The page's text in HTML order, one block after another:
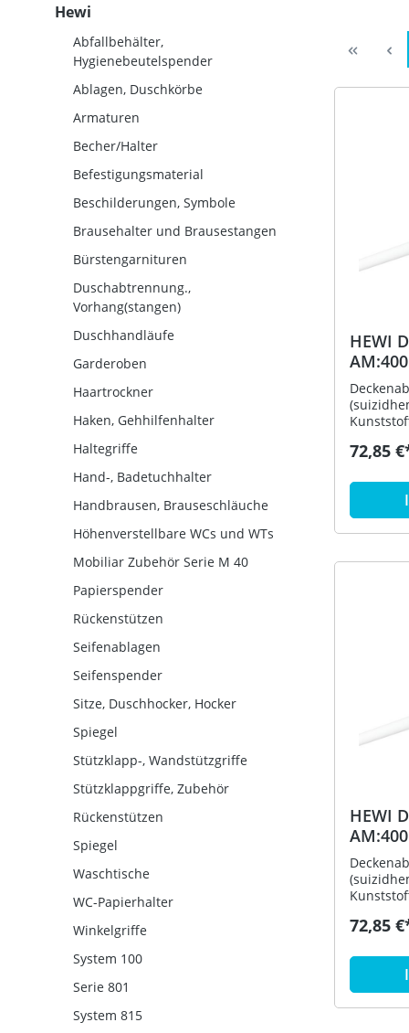
Hewi
Abfallbehälter,
Hygienebeutelspender
Ablagen, Duschkörbe
Armaturen
Becher/Halter
Befestigungsmaterial
Beschilderungen, Symbole
Brausehalter und Brausestangen
Bürstengarnituren
Duschabtrennung.,
Vorhang(stangen)
Duschhandläufe
Garderoben
Haartrockner
Haken, Gehhilfenhalter
Haltegriffe
Hand-, Badetuchhalter
Handbrausen, Brauseschläuche
Höhenverstellbare WCs und WTs
Mobiliar Zubehör Serie M 40
Papierspender
Rückenstützen
Seifenablagen
Seifenspender
Sitze, Duschhocker, Hocker
Spiegel
Stützklapp-, Wandstützgriffe
Stützklappgriffe, Zubehör
Rückenstützen
Spiegel
Waschtische
WC-Papierhalter
Winkelgriffe
System 100
Serie 801
System 815
HEWI
Ausf.
lang,
aus
72,85
HEWI
Ausf.
72,85